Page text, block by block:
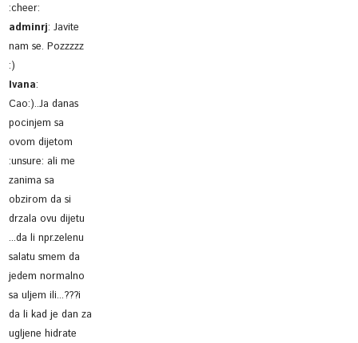
:cheer:
adminrj:Javite
nam se. Pozzzzz
:)
Ivana:
Cao:)..Ja danas
pocinjem sa
ovom dijetom
:unsure: ali me
zanima sa
obzirom da si
drzala ovu dijetu
...da li npr.zelenu
salatu smem da
jedem normalno
sa uljem ili...???i
da li kad je dan za
ugljene hidrate